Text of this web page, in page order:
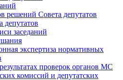
решений Совета депутатов
депутатов
заседаний
экспертиза нормативных
проверок органов МС
комиссий и депутатских